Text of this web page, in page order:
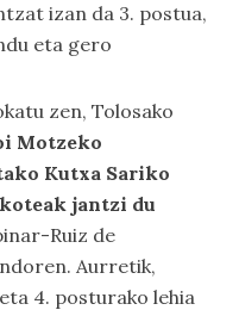
izan da 3. postua,
eta gero
zen, Tolosako
Motzeko
Kutxa Sariko
jantzi du
Ruiz de
Aurretik,
4. posturako lehia